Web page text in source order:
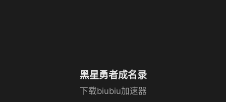
黑星勇者成名录
下载biubiu加速器